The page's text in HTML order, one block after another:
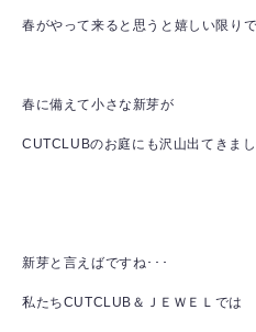
春がやって来ると思うと嬉しい限り
春に備えて小さな新芽が
CUTCLUBのお庭にも沢山出てきま
新芽と言えばですね･･･
私たちCUTCLUB＆ＪＥＷＥＬでは